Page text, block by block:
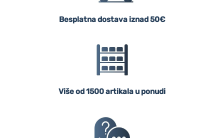
Besplatna dostava iznad 50€
Više od 1500 artikala u ponudi